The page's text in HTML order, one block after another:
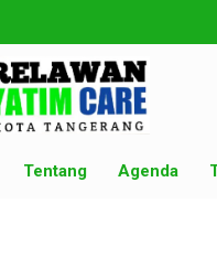
Tentang Agenda